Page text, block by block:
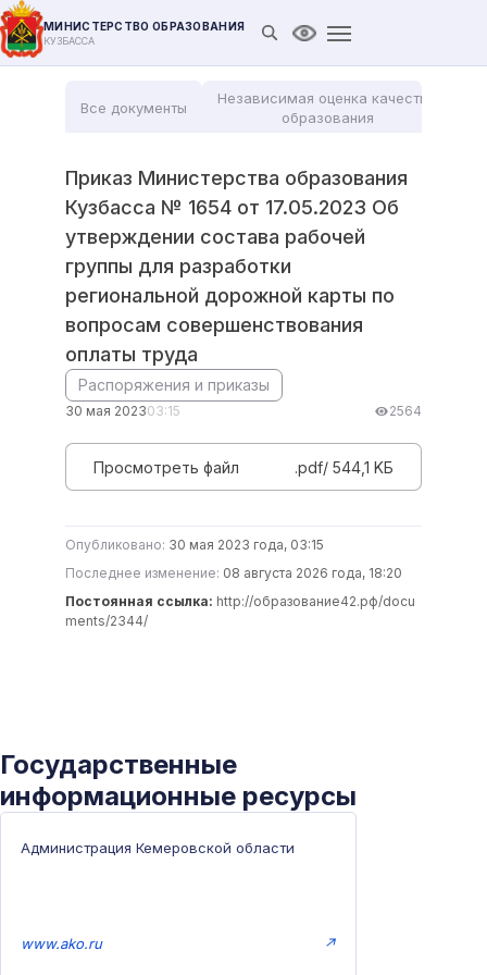
МИНИСТЕРСТВО ОБРАЗОВАНИЯ
КУЗБАССА Открыть поиск
Версия для
Все документы
Независимая оценка качества
образования
Приказ Министерства образования
Кузбасса № 1654 от 17.05.2023 Об
утверждении состава рабочей
группы для разработки
региональной дорожной карты по
вопросам совершенствования
оплаты труда
Распоряжения и приказы
30 мая 202303:15 2564
Просмотреть файл .pdf/ 544,1 KБ
Опубликовано: 30 мая 2023 года, 03:15
Последнее изменение: 08 августа 2026 года, 18:20
Постоянная ссылка: http://образование42.рф/docu
ments/2344/
Государственные
информационные ресурсы
Администрация Кемеровской области
www.ako.ru ↗